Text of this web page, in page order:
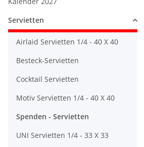
Servietten
Airlaid Servietten 1/4 - 40 X 40
Besteck-Servietten
Cocktail Servietten
Motiv Servietten 1/4 - 40 X 40
Spenden - Servietten
UNI Servietten 1/4 - 33 X 33